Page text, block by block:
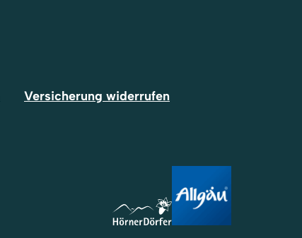
Versicherung widerrufen